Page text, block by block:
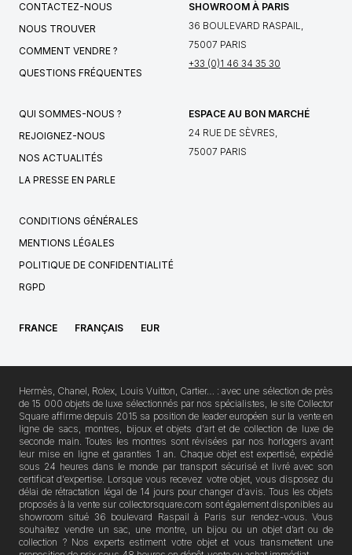
CONTACTEZ-NOUS
NOUS TROUVER
COMMENT VENDRE ?
QUESTIONS FRÉQUENTES
SHOWROOM À PARIS
36 BOULEVARD RASPAIL,
75007 PARIS
+33 (0)1 46 34 35 30
QUI SOMMES-NOUS ?
REJOIGNEZ-NOUS
NOS ACTUALITÉS
LA PRESSE EN PARLE
ESPACE AU BON MARCHÉ
24 RUE DE SÈVRES,
75007 PARIS
CONDITIONS GÉNÉRALES
MENTIONS LÉGALES
POLITIQUE DE CONFIDENTIALITÉ
RGPD
FRANCE FRANÇAIS EUR
Hermès, Chanel, Rolex, Louis Vuitton, Cartier… : avec une sélection de près
de 15 000 objets de luxe sélectionnés par nos spécialistes, le site Collector
Square affirme depuis 2015 sa position de leader européen sur la vente en
ligne de sacs, montres, bijoux et objets d'art et de collection de luxe de
seconde main. Toutes les montres sont révisées par nos horlogers avant
leur mise en ligne et garanties 1 an. Chaque objet est expertisé, expédié
sous 24 heures dans le monde par transport sécurisé et livré avec son
certificat d'expertise. Lorsque vous recevez votre objet, vous disposez du
délai de rétractation légal de 14 jours pour changer d'avis. Tous les objets
proposés à la vente sur collectorsquare.com sont également disponibles au
showroom situé 36 boulevard Raspail à Paris sur rendez-vous. Vous
souhaitez vendre un sac, une montre, un bijou ou un objet d’art ou de
collection ? Nos experts estiment votre objet et vous transmettent une